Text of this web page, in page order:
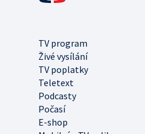
TV program
Živé vysílání
TV poplatky
Teletext
Podcasty
Počasí
E-shop